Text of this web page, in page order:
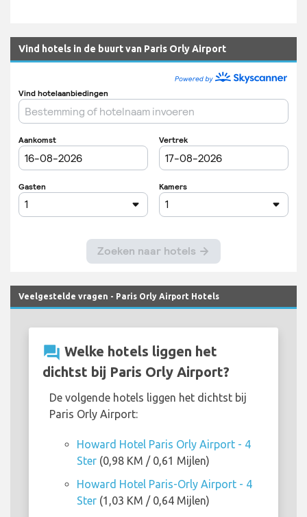
Vind hotels in de buurt van Paris Orly Airport
Veelgestelde vragen - Paris Orly Airport Hotels
question_answer Welke hotels liggen het
dichtst bij Paris Orly Airport?
De volgende hotels liggen het dichtst bij
Paris Orly Airport:
Howard Hotel Paris Orly Airport - 4
Ster (0,98 KM / 0,61 Mijlen)
Howard Hotel Paris-Orly Airport - 4
Ster (1,03 KM / 0,64 Mijlen)